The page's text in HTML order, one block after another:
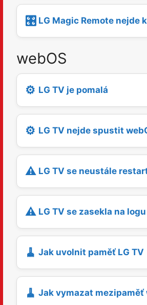
🎛️ LG Magic Remote nejde
webOS
⚙️ LG TV je pomalá
⚙️ LG TV nejde spustit
⚠️ LG TV se neustále
⚠️ LG TV se zasekla na logu
🧹 Jak uvolnit paměť LG TV
🧹 Jak vymazat mezipaměť